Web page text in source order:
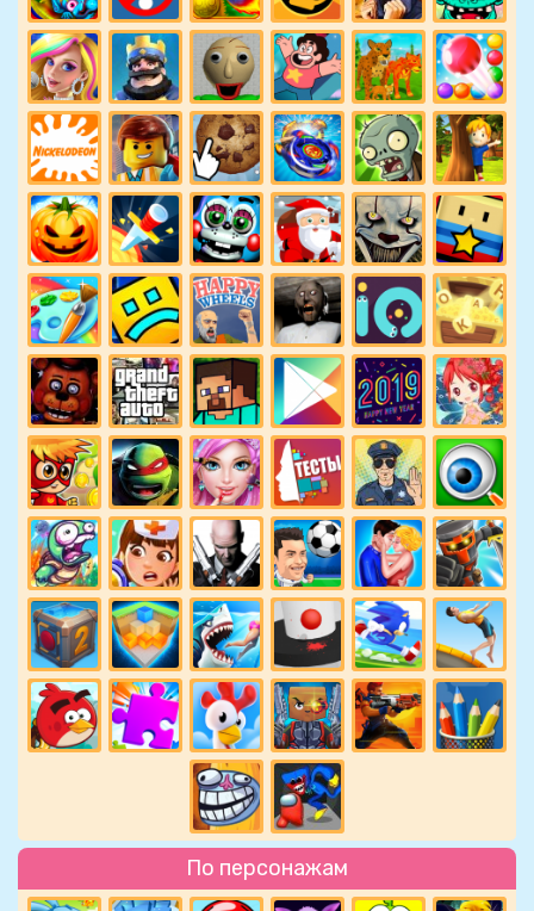
По персонажам